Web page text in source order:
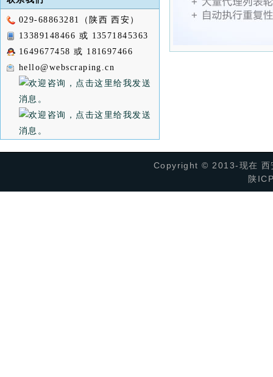
029-68863281（陕西 西安）
13389148466 或 13571845363
1649677458 或 181697466
hello@webscraping.cn
Copyright © 2013-现在 西
陕